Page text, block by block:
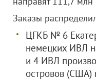
Заказы
ЦГКБ № 6
немецких ИВЛ
и 4 ИВЛ
островов (США)